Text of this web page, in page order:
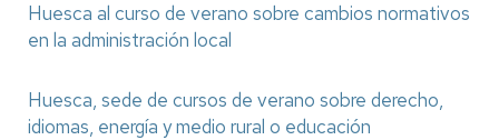
Huesca al curso de verano sobre cambios normativos
en la administración local
Huesca, sede de cursos de verano sobre derecho,
idiomas, energía y medio rural o educación